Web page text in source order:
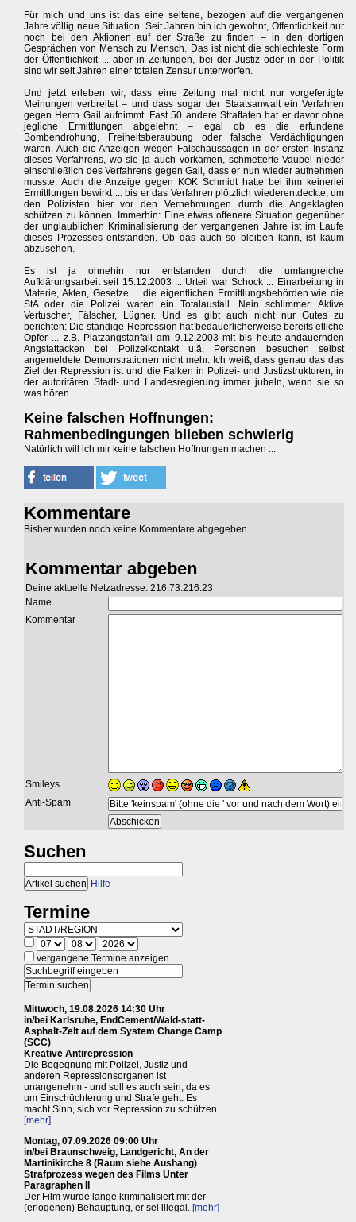
Für mich und uns ist das eine seltene, bezogen auf die vergangenen
Jahre völlig neue Situation. Seit Jahren bin ich gewohnt, Öffentlichkeit nur
noch bei den Aktionen auf der Straße zu finden – in den dortigen
Gesprächen von Mensch zu Mensch. Das ist nicht die schlechteste Form
der Öffentlichkeit ... aber in Zeitungen, bei der Justiz oder in der Politik
sind wir seit Jahren einer totalen Zensur unterworfen.
Und jetzt erleben wir, dass eine Zeitung mal nicht nur vorgefertigte
Meinungen verbreitet – und dass sogar der Staatsanwalt ein Verfahren
gegen Herrn Gail aufnimmt. Fast 50 andere Straftaten hat er davor ohne
jegliche Ermittlungen abgelehnt – egal ob es die erfundene
Bombendrohung, Freiheitsberaubung oder falsche Verdächtigungen
waren. Auch die Anzeigen wegen Falschaussagen in der ersten Instanz
dieses Verfahrens, wo sie ja auch vorkamen, schmetterte Vaupel nieder
einschließlich des Verfahrens gegen Gail, dass er nun wieder aufnehmen
musste. Auch die Anzeige gegen KOK Schmidt hatte bei ihm keinerlei
Ermittlungen bewirkt ... bis er das Verfahren plötzlich wiederentdeckte, um
den Polizisten hier vor den Vernehmungen durch die Angeklagten
schützen zu können. Immerhin: Eine etwas offenere Situation gegenüber
der unglaublichen Kriminalisierung der vergangenen Jahre ist im Laufe
dieses Prozesses entstanden. Ob das auch so bleiben kann, ist kaum
abzusehen.
Es ist ja ohnehin nur entstanden durch die umfangreiche
Aufklärungsarbeit seit 15.12.2003 ... Urteil war Schock ... Einarbeitung in
Materie, Akten, Gesetze ... die eigentlichen Ermittlungsbehörden wie die
StA oder die Polizei waren ein Totalausfall. Nein schlimmer: Aktive
Vertuscher, Fälscher, Lügner. Und es gibt auch nicht nur Gutes zu
berichten: Die ständige Repression hat bedauerlicherweise bereits etliche
Opfer ... z.B. Platzangstanfall am 9.12.2003 mit bis heute andauernden
Angstattacken bei Polizeikontakt u.ä. Personen besuchen selbst
angemeldete Demonstrationen nicht mehr. Ich weiß, dass genau das das
Ziel der Repression ist und die Falken in Polizei- und Justizstrukturen, in
der autoritären Stadt- und Landesregierung immer jubeln, wenn sie so
was hören.
Keine falschen Hoffnungen:
Rahmenbedingungen blieben schwierig
Natürlich will ich mir keine falschen Hoffnungen machen ...
Kommentare
Bisher wurden noch keine Kommentare abgegeben.
Kommentar abgeben
Deine aktuelle Netzadresse: 216.73.216.23
Name
Kommentar
Smileys
Anti-Spam
Suchen
Hilfe
Termine
vergangene Termine anzeigen
Mittwoch, 19.08.2026 14:30 Uhr
in/bei Karlsruhe, EndCement/Wald-statt-
Asphalt-Zelt auf dem System Change Camp
(SCC)
Kreative Antirepression
Die Begegnung mit Polizei, Justiz und
anderen Repressionsorganen ist
unangenehm - und soll es auch sein, da es
um Einschüchterung und Strafe geht. Es
macht Sinn, sich vor Repression zu schützen.
[mehr]
Montag, 07.09.2026 09:00 Uhr
in/bei Braunschweig, Landgericht, An der
Martinikirche 8 (Raum siehe Aushang)
Strafprozess wegen des Films Unter
Paragraphen II
Der Film wurde lange kriminalisiert mit der
(erlogenen) Behauptung, er sei illegal. [mehr]